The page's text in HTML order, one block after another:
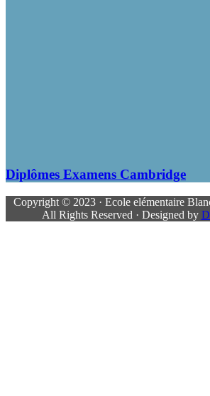
Diplômes Examens Cambridge
Copyright © 2023 · Ecole elémentaire
All Rights Reserved · Designed by